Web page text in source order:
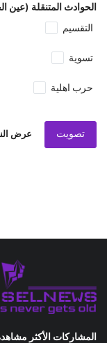
الحوادث المتنقلة (عين
التقسيم
تسوية
حرب اهلية
تصويت عرض
المشاركات الأكثر